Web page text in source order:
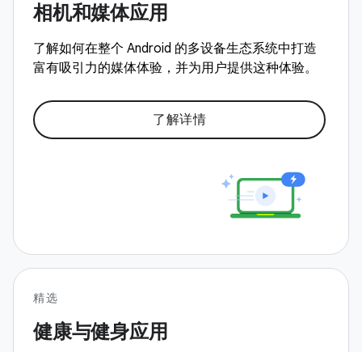
相机和媒体应用
了解如何在整个 Android 的多设备生态系统中打造
富有吸引力的媒体体验，并为用户提供这种体验。
了解详情
精选
健康与健身应用